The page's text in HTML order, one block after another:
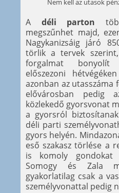
Nem kell az utasok
A déli parton
megszűnhet majd,
Nagykanizsáig járó
törlik a tervek
forgalmat bonyolít
előszezoni
azonban az utasszáma
elővárosban pedig
közlekedő gyorsvonat
a gyorsról
déli parti
gyors helyén.
eső szakasz törlése a
is komoly gondokat
Somogy és Zala
gyakorlatilag csak a
személyvonattal pedig